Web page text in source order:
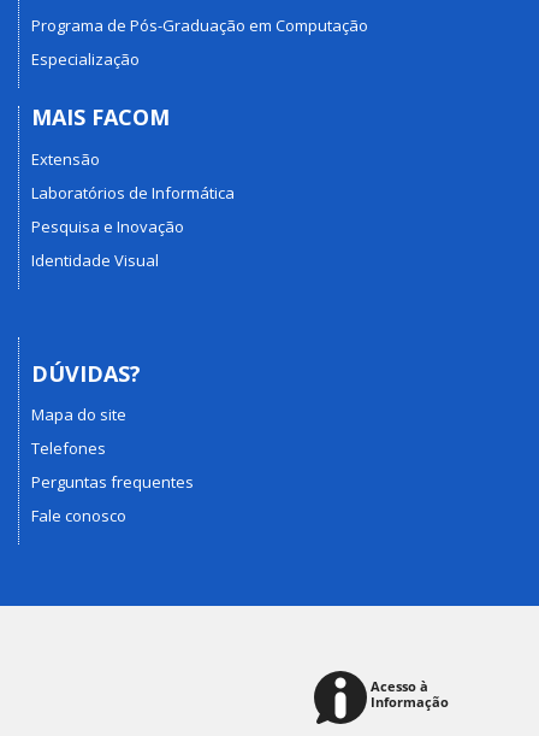
Programa de Pós-Graduação em Computação
Especialização
MAIS FACOM
Extensão
Laboratórios de Informática
Pesquisa e Inovação
Identidade Visual
DÚVIDAS?
Mapa do site
Telefones
Perguntas frequentes
Fale conosco